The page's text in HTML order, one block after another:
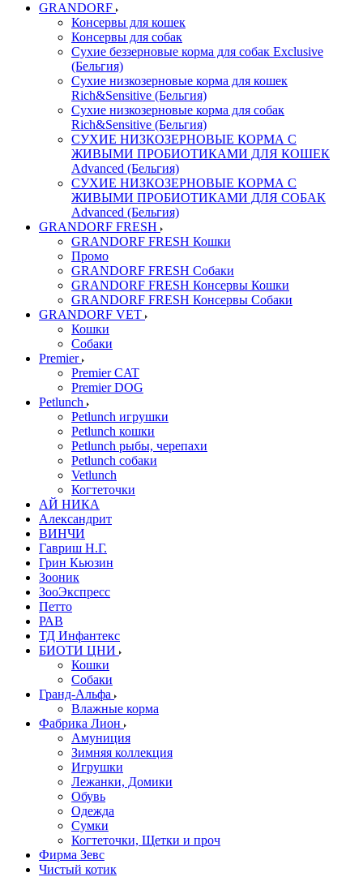
GRANDORF
Консервы для кошек
Консервы для собак
Сухие беззерновые корма для собак Exclusive
(Бельгия)
Сухие низкозерновые корма для кошек
Rich&Sensitive (Бельгия)
Сухие низкозерновые корма для собак
Rich&Sensitive (Бельгия)
СУХИЕ НИЗКОЗЕРНОВЫЕ КОРМА С
ЖИВЫМИ ПРОБИОТИКАМИ ДЛЯ КОШЕК
Advanced (Бельгия)
СУХИЕ НИЗКОЗЕРНОВЫЕ КОРМА С
ЖИВЫМИ ПРОБИОТИКАМИ ДЛЯ СОБАК
Advanced (Бельгия)
GRANDORF FRESH
GRANDORF FRESH Кошки
Промо
GRANDORF FRESH Собаки
GRANDORF FRESH Консервы Кошки
GRANDORF FRESH Консервы Собаки
GRANDORF VET
Кошки
Собаки
Premier
Premier CAT
Premier DOG
Petlunch
Petlunch игрушки
Petlunch кошки
Petlunch рыбы, черепахи
Petlunch собаки
Vetlunch
Когтеточки
АЙ НИКА
Александрит
ВИНЧИ
Гавриш Н.Г.
Грин Кьюзин
Зооник
ЗооЭкспресс
Петто
РАВ
ТД Инфантекс
БИОТИ ЦНИ
Кошки
Собаки
Гранд-Альфа
Влажные корма
Фабрика Лион
Амуниция
Зимняя коллекция
Игрушки
Лежанки, Домики
Обувь
Одежда
Сумки
Когтеточки, Щетки и проч
Фирма Зевс
Чистый котик